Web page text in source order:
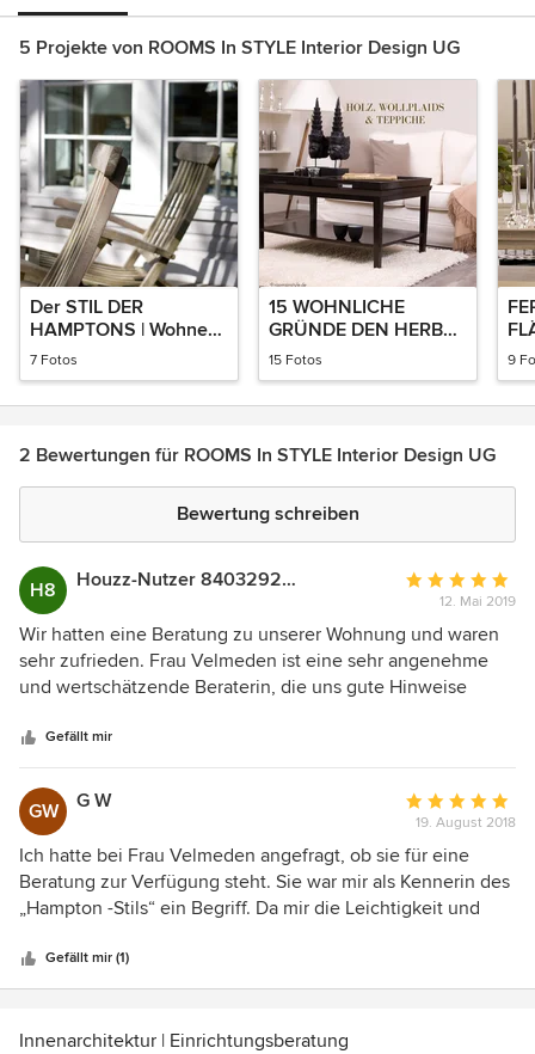
5 Projekte von ROOMS In STYLE Interior Design UG
Der STIL DER
HAMPTONS | Wohnen
mit Ostküstencharme
7 Fotos
15 WOHNLICHE
GRÜNDE DEN HERBST
ZU LIEBEN
15 Fotos 9
2 Bewertungen für ROOMS In STYLE Interior Design UG
Bewertung schreiben
H8 Houzz-Nutzer 840329220
Bewertung:
5
von
5
12. Mai 2019
Wir hatten eine Beratung zu unserer Wohnung und waren
sehr zufrieden. Frau Velmeden ist eine sehr angenehme
und wertschätzende Beraterin, die uns gute Hinweise
größeren Umbauten. Wir würden sofort wieder mit Rooms
in Style arbeiten. Danke!
Gefällt mir
GW G W
Bewertung:
5
von
5
19. August 2018
Ich hatte bei Frau Velmeden angefragt, ob sie für eine
Beratung zur Verfügung steht. Sie war mir als Kennerin des
„Hampton -Stils“ ein Begriff. Da mir die Leichtigkeit und
gebeten, da es mir allein nicht gelungen ist, dies bei mir zu
Hause so umzusetzen. Das telefonische Erstgespräch und
geklappt. Sie ist ca. 80 km angefahren. Ich fand es nett,
Gefällt mir (1)
Innenarchitektur | Einrichtungsberatung